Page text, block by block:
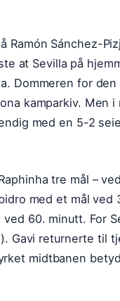
Ramón Sánchez-
at Sevilla på
Dommeren for
kamparkiv. Men
med en 5-2
tre mål –
med et mål ved
60. minutt. For
Gavi returnerte til
midtbanen